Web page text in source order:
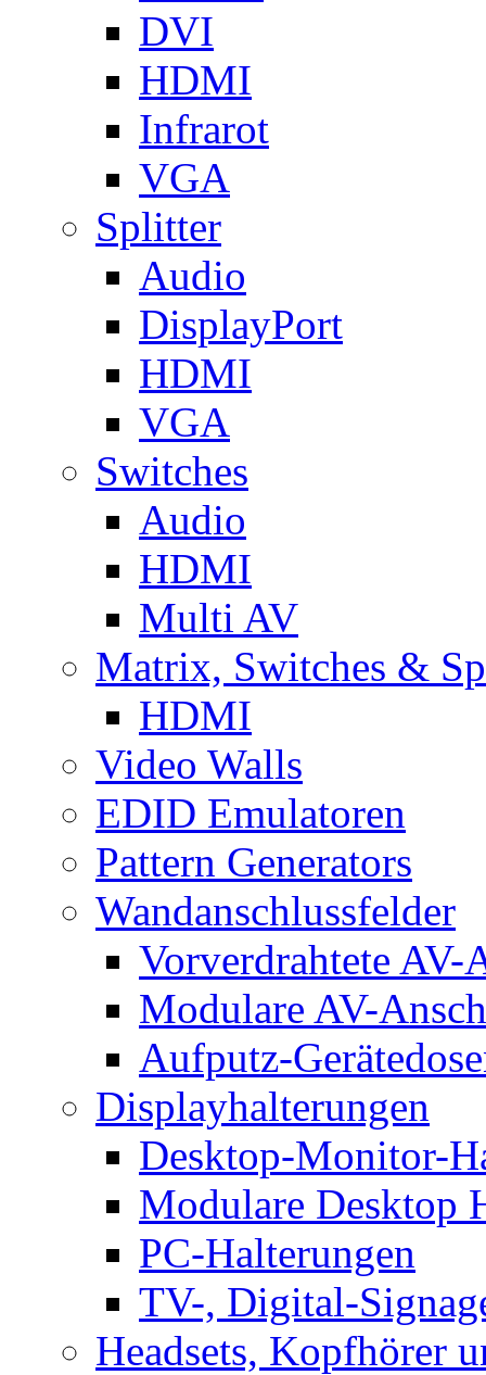
DVI
HDMI
Infrarot
VGA
Splitter
Audio
DisplayPort
HDMI
VGA
Switches
Audio
HDMI
Multi AV
Matrix, Switches &
HDMI
Video Walls
EDID Emulatoren
Pattern Generators
Wandanschlussfelder
Vorverdrahtete AV-
Modulare AV-
Aufputz-
Displayhalterungen
Desktop-Monitor-
Modulare Desktop
PC-Halterungen
TV-, Digital-
Headsets, Kopfhörer